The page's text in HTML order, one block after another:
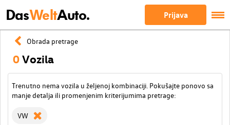
DasWeltAuto. Prijava
Obrada pretrage
0Vozila
Trenutno nema vozila u željenoj kombinaciji. Pokušajte ponovo sa
manje detalja ili promenjenim kriterijumima pretrage:
VW